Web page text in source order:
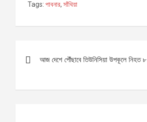
Tags: পাবনার, সাঁথিয়া
আজ দেশে পৌঁছাবে তিউনিসিয়া উপকূলে নিহত ৮